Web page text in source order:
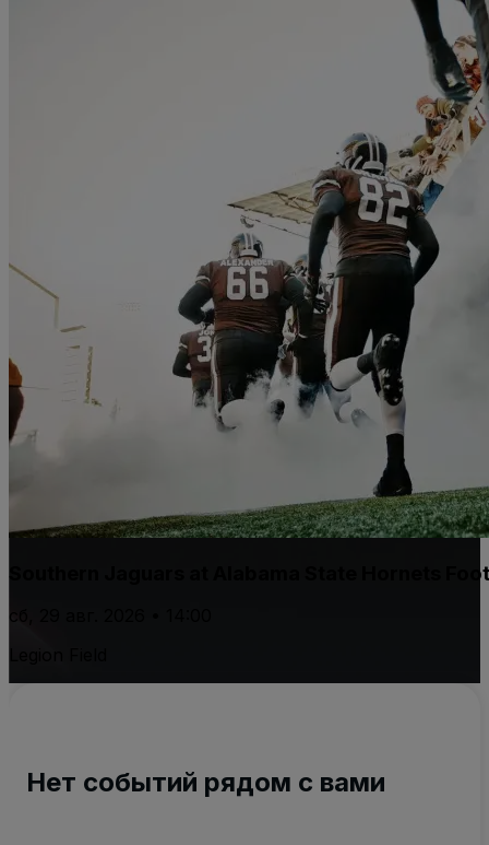
Southern Jaguars at Alabama State Hornets
сб, 29 авг. 2026 • 14:00
Нет событий рядом с вами